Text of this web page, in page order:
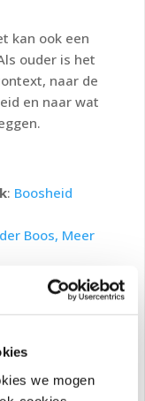
we mogen
kan ook een
ouder is het
naar de
en naar wat
: Boosheid
Boos, Meer
: Bestaat uit de
op 1
zetten naar